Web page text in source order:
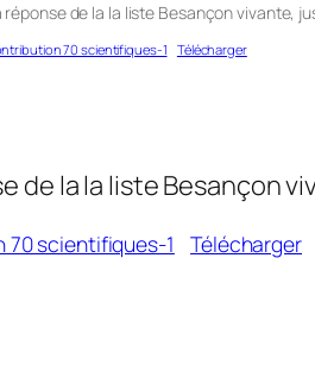
réponse de la la liste Besançon vivante,
70 scientifiques-1 Télécharger
de la la liste Besançon
70 scientifiques-1 Télécharger